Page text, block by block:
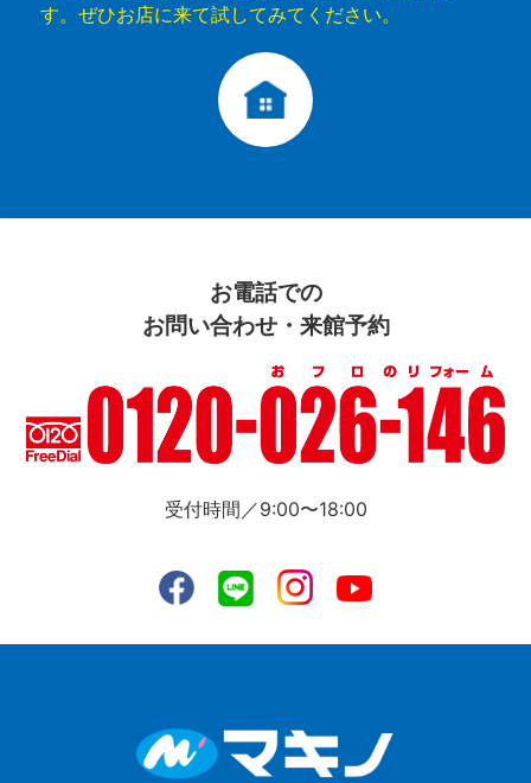
す。ぜひお店に来て試してみてください。
お電話での
お問い合わせ・来館予約
受付時間／9:00〜18:00